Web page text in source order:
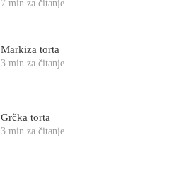
7 min za čitanje
Markiza torta
3 min za čitanje
Grčka torta
3 min za čitanje